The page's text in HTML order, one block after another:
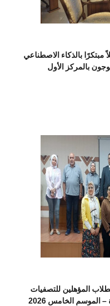
بالذكاء الاصطناعي
بالمركز الأول
المؤهلين للتصفيات
الموسم الخامس 2026